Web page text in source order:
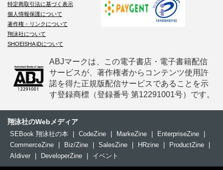
特定商取引法に基づく表示
個人情報保護について
著作権・リンクについて
翔泳社について
SHOEISHA iDについて
ABJマークは、この電子書店・電子書籍配信
サービスが、著作権者からコンテンツ使用許
諾を得た正規版配信サービスであることを示
す登録商標（登録番号 第12291001号）です。
翔泳社のWebメディア
SEBook 翔泳社の本 CodeZine MarkeZine EnterpriseZine
CommerceZine
Biz/Zine SalesZine HRzine ProductZine
AIdiver
DeveloperZine イベント